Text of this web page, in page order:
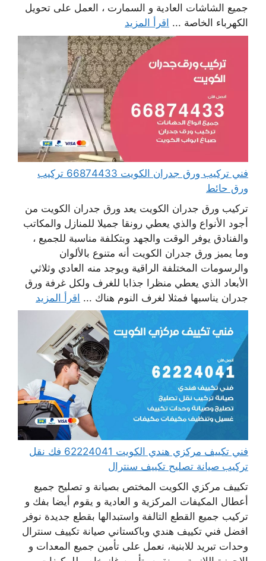
جميع الشاشات العادية و السمارت ، العمل على تحويل
الكهرباء الخاصة ... اقرأ المزيد
فني تركيب ورق جدران الكويت 66874433 تركيب
ورق حائط
تركيب ورق جدران الكويت يعد ورق جدران الكويت من
أجود الأنواع والذي يعطي رونقا جميلا للمنازل والمكاتب
والفنادق يوفر الوقت والجهد وبتكلفة مناسبة للجميع ،
وما يميز ورق جدران الكويت أنه متنوع بالألوان
والرسومات المختلفة الراقية ويوجد منه العادي وثلاثي
الأبعاد الذي يعطي منظرا جذابا للغرف ولكل غرفة ورق
جدران يناسبها فمثلا لغرف النوم هناك ... اقرأ المزيد
فني تكييف مركزي هندي الكويت 62224041 فك نقل
تركيب صيانة تصليح تكييف سنترال
تكييف مركزي الكويت المختص بصيانة و تصليح جميع
أعطال المكيفات المركزية و العادية و يقوم أيضا بفك و
تركيب جميع القطع التالفة واستبدالها بقطع جديدة نوفر
افضل فني تكييف هندي وباكستاني صيانة تكييف سنترال
وحدات تبريد للابنية، نعمل على تأمين جميع المعدات و